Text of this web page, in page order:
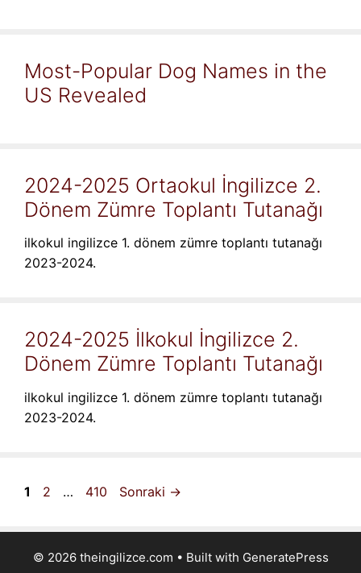
Most-Popular Dog Names in the
US Revealed
2024-2025 Ortaokul İngilizce 2.
Dönem Zümre Toplantı Tutanağı
ilkokul ingilizce 1. dönem zümre toplantı tutanağı
2023-2024.
2024-2025 İlkokul İngilizce 2.
Dönem Zümre Toplantı Tutanağı
ilkokul ingilizce 1. dönem zümre toplantı tutanağı
2023-2024.
Sayfa
1 Sayfa
2 … Sayfa
410 Sonraki →
© 2026 theingilizce.com • Built with GeneratePress